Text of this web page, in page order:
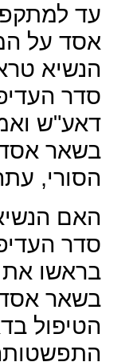
עד
אסד על
הנשיא
סדר
דאע"ש
בשאר
הסורי,
האם
סדר
בראשו
בשאר
הטיפול